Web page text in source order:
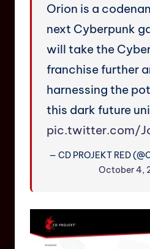
Orion is a
next Cyberpunk
will take the
franchise further
harnessing the
this dark future
pic.twitter.com/
— CD PROJEKT RED
October 4,